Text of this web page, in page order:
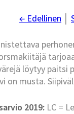
← Edellinen
löytyy
on musta.
2019: LC =